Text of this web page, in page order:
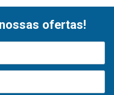
ofertas!